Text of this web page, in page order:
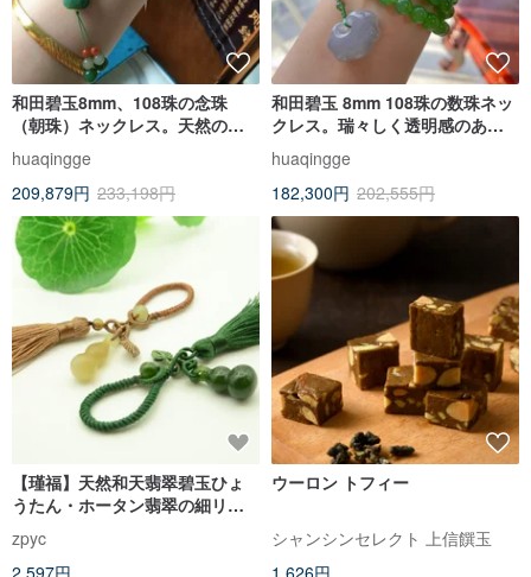
和田碧玉8mm、108珠の念珠
（朝珠）ネックレス。天然の碧
玉白菜（百財聚来）のチャーム
をあしらいました。
huaqingge
209,879円 233,198円
和田碧玉 8mm 108珠の数珠ネッ
クレス。瑞々しく透明感のある
素材が、身につける方の手元を
上品かつ優雅に彩ります。
huaqingge
182,300円 202,555円
【瑾福】天然和天翡翠碧玉ひょ
うたん・ホータン翡翠の細リネ
zpyc
2,597円
ウーロン トフィー
シャンシンセレクト 上信饌玉
1,626円